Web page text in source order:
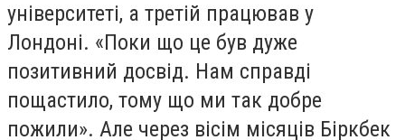
університеті, а третій працював у
Лондоні. «Поки що це був дуже
позитивний досвід. Нам справді
пощастило, тому що ми так добре
пожили». Але через вісім місяців Біркбек